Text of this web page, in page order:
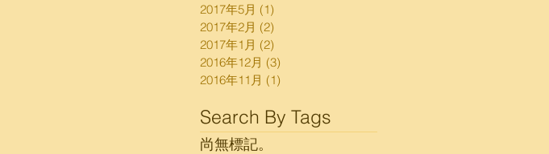
2017年5月 (1)
2017年2月 (2)
2017年1月 (2)
2016年12月 (3)
2016年11月 (1)
Search By Tags
尚無標記。